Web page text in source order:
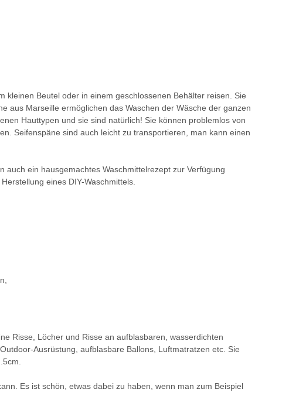
kleinen Beutel oder in einem geschlossenen Behälter reisen. Sie
aus Marseille ermöglichen das Waschen der Wäsche der ganzen
Hauttypen und sie sind natürlich! Sie können problemlos von
Seifenspäne sind auch leicht zu transportieren, man kann einen
ein hausgemachtes Waschmittelrezept zur Verfügung
eines DIY-Waschmittels.
Risse, Löcher und Risse an aufblasbaren, wasserdichten
Ausrüstung, aufblasbare Ballons, Luftmatratzen etc. Sie
Es ist schön, etwas dabei zu haben, wenn man zum Beispiel